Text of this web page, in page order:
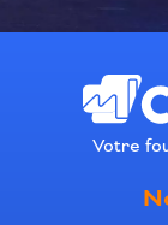
Votre